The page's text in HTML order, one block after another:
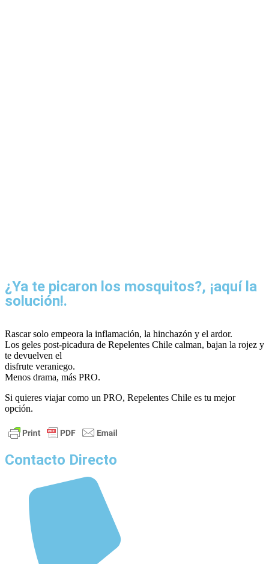
¿Ya te picaron los mosquitos?, ¡aquí la
solución!.
Rascar solo empeora la inflamación, la hinchazón y el ardor.
Los geles post-picadura de Repelentes Chile calman, bajan la rojez y
te devuelven el
disfrute veraniego.
Menos drama, más PRO.
Si quieres viajar como un PRO, Repelentes Chile es tu mejor
opción.
Contacto Directo